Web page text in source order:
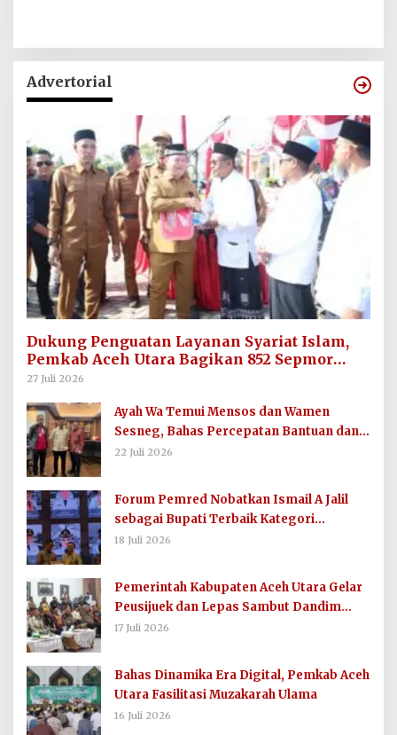
Advertorial
Dukung Penguatan Layanan Syariat Islam,
Pemkab Aceh Utara Bagikan 852 Sepmor
untuk Imum Gampong
27 Juli 2026
Ayah Wa Temui Mensos dan Wamen
Sesneg, Bahas Percepatan Bantuan dan
Dana Direktif Presiden
22 Juli 2026
Forum Pemred Nobatkan Ismail A Jalil
sebagai Bupati Terbaik Kategori
Komunikasi dan Informasi Publik
18 Juli 2026
Pemerintah Kabupaten Aceh Utara Gelar
Peusijuek dan Lepas Sambut Dandim
0103/AUT
17 Juli 2026
Bahas Dinamika Era Digital, Pemkab Aceh
Utara Fasilitasi Muzakarah Ulama
16 Juli 2026